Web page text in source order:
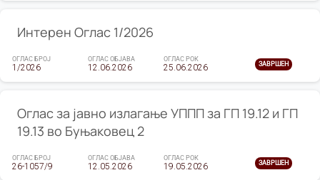
Интерен Оглас 1/2026
ОГЛАС БРОЈ
1/2026
ОГЛАС ОБЈАВА
12.06.2026
ОГЛАС РОК
25.06.2026 ЗАВРШЕН
Оглас за јавно излагање УППП за ГП 19.12 и ГП
19.13 во Буњаковец 2
ОГЛАС БРОЈ
26-1057/9
ОГЛАС ОБЈАВА
12.05.2026
ОГЛАС РОК
19.05.2026 ЗАВРШЕН